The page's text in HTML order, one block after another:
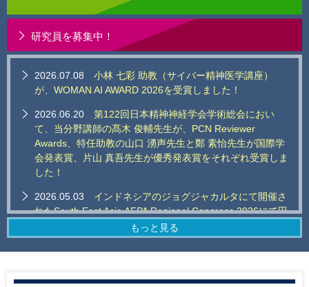
研究員を募集中！
2026.07.08 小林 七彩 助教（サイバー精神医学講座）
が、WOMAN AI AWARD 2026を受賞しました！
2026.06.20 第122回日本精神神経学会学術総会におい
て、当分野講師の髙木 俊輔先生が、PCN Reviewer
Awards、特任助教の山口 湧声先生と鄭 素怡先生が国際学
会発表賞、片山 真吾先生が優秀発表賞をそれぞれ受賞しま
した！
2026.05.03 インドネシアのジョグジャカルタにて開催さ
れたSouth East Asia AFPA Regional Congress 2026にて田
村 赳紘 医学部内講師がBest Poster Award、小林 七彩 助
教（サイバー精神医学講座）がBest Oral Presentation
Awardをそれぞれ受賞しました！
2026.03.21当分野特任助教の田畑光一先生が、第16回日
もっと見る